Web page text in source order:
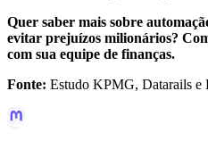
Quer saber mais sobre
evitar prejuízos milionários?
com sua equipe de finanças.
Fonte: Estudo KPMG, Datarails e